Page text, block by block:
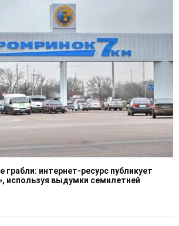
грабли: интернет-ресурс публикует
используя выдумки семилетней